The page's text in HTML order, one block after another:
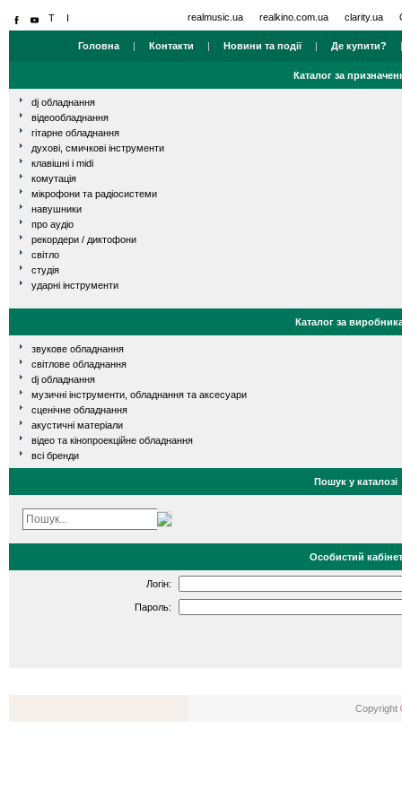
realmusic.ua realkino.com.ua clarity.ua
Головна | Контакти | Новини та події| Де купити?
Каталог за
dj обладнання
відеообладнання
гітарне обладнання
духові, смичкові інструменти
клавішні і midi
комутація
мікрофони та радіосистеми
навушники
про аудіо
рекордери / диктофони
світло
студія
ударні інструменти
Каталог за
звукове обладнання
світлове обладнання
dj обладнання
музичні інструменти, обладнання та аксесуари
сценічне обладнання
акустичні матеріали
відео та кінопроекційне обладнання
всі бренди
Пошук у каталозі
Особистий кабінет
Логін:
Пароль:
Copyright